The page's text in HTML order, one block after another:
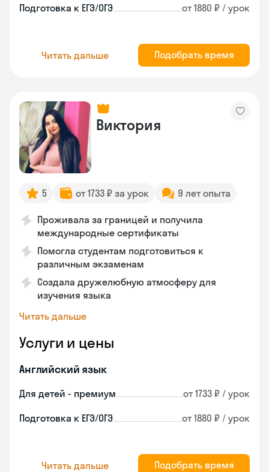
Подготовка к ЕГЭ/ОГЭ от 1880 ₽ / урок
Читать дальше Подобрать время
Виктория
5 от 1733 ₽ за урок 9 лет опыта
Проживала за границей и получила
международные сертификаты
Помогла студентам подготовиться к
различным экзаменам
Создала дружелюбную атмосферу для
изучения языка
Читать дальше
Услуги и цены
Английский язык
Для детей - премиум от 1733 ₽ / урок
Подготовка к ЕГЭ/ОГЭ от 1880 ₽ / урок
Читать дальше Подобрать время